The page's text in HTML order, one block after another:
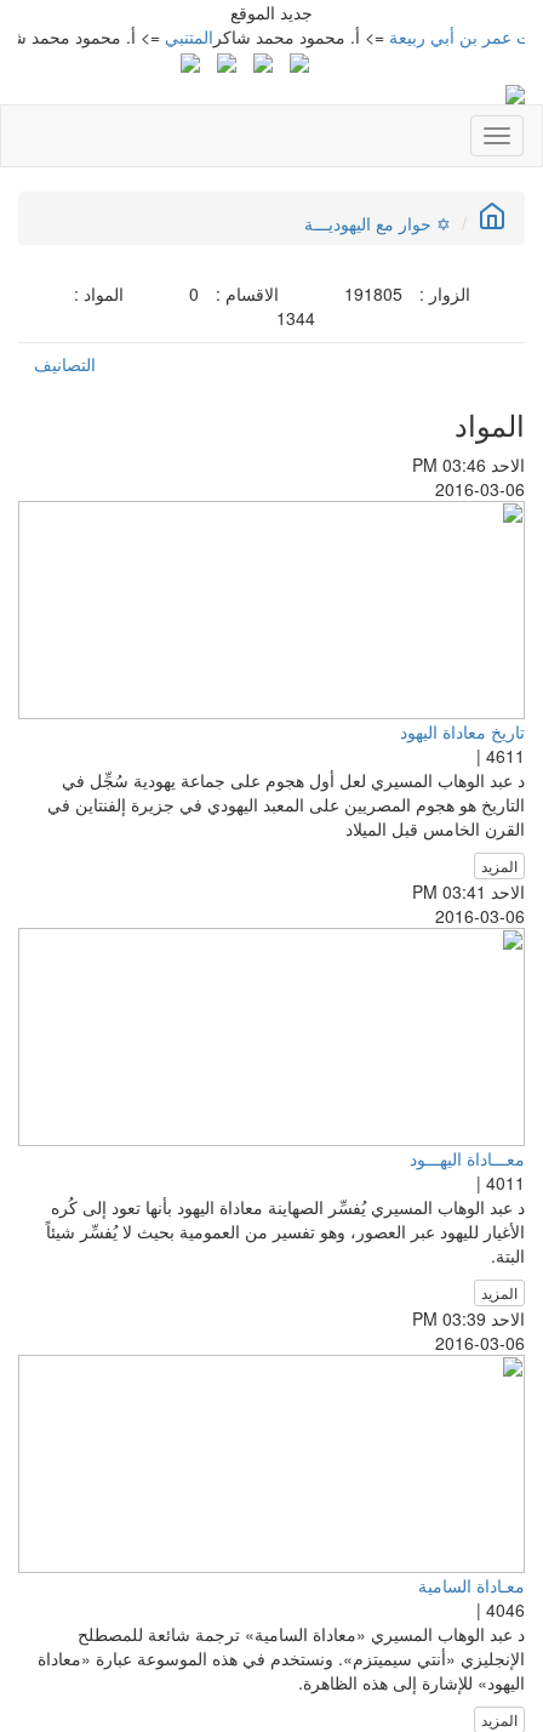
جديد الموقع
المتنبي=> أ. محمود محمد شاكر أبي ربيعة=> أ. محمود محمد شاكر
Toggle
navigation
✡ حوار مع اليهوديـــة
الزوار : 191805 الاقسام : 0
المواد :
1344
التصانيف
المواد
الاحد PM 03:46
2016-03-06
تاريخ معاداة اليهود
4611 |
د عبد الوهاب المسيري لعل أول هجوم على جماعة يهودية سُجِّل في
التاريخ هو هجوم المصريين على المعبد اليهودي في جزيرة إلفنتاين في
القرن الخامس قبل الميلاد
المزيد
الاحد PM 03:41
2016-03-06
معـــاداة اليهـــود
4011 |
د عبد الوهاب المسيري يُفسِّر الصهاينة معاداة اليهود بأنها تعود إلى كُره
الأغيار لليهود عبر العصور، وهو تفسير من العمومية بحيث لا يُفسِّر شيئاً
البتة.
المزيد
الاحد PM 03:39
2016-03-06
معـاداة السامية
4046 |
د عبد الوهاب المسيري «معاداة السامية» ترجمة شائعة للمصطلح
الإنجليزي «أنتي سيميتزم». ونستخدم في هذه الموسوعة عبارة «معاداة
اليهود» للإشارة إلى هذه الظاهرة.
المزيد